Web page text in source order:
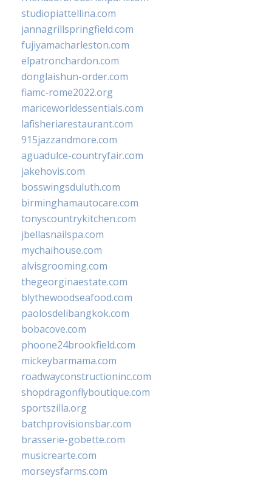
studiopiattellina.com
jannagrillspringfield.com
fujiyamacharleston.com
elpatronchardon.com
donglaishun-order.com
fiamc-rome2022.org
mariceworldessentials.com
lafisheriarestaurant.com
915jazzandmore.com
aguadulce-countryfair.com
jakehovis.com
bosswingsduluth.com
birminghamautocare.com
tonyscountrykitchen.com
jbellasnailspa.com
mychaihouse.com
alvisgrooming.com
thegeorginaestate.com
blythewoodseafood.com
paolosdelibangkok.com
bobacove.com
phoone24brookfield.com
mickeybarmama.com
roadwayconstructioninc.com
shopdragonflyboutique.com
sportszilla.org
batchprovisionsbar.com
brasserie-gobette.com
musicrearte.com
morseysfarms.com